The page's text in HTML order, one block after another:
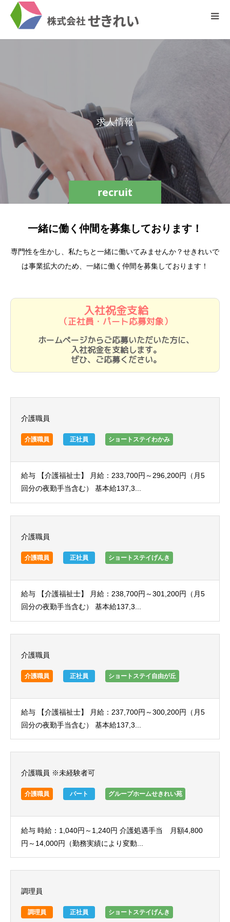
recruit
求人情報
一緒に働く仲間を募集しております！
専門性を生かし、私たちと一緒に働いてみませんか？せきれいで
は事業拡大のため、一緒に働く仲間を募集しております！
入社祝金支給
（正社員・パート応募対象）
ホームページからご応募いただいた方に、
入社祝金を支給します。
ぜひ、ご応募ください。
介護職員
介護職員 正社員 ショートステイわかみ
給与 【介護福祉士】 月給：233,700円～296,200円（月5
回分の夜勤手当含む） 基本給137,3...
介護職員
介護職員 正社員 ショートステイげんき
給与 【介護福祉士】 月給：238,700円～301,200円（月5
回分の夜勤手当含む） 基本給137,3...
介護職員
介護職員 正社員 ショートステイ自由が丘
給与 【介護福祉士】 月給：237,700円～300,200円（月5
回分の夜勤手当含む） 基本給137,3...
介護職員 ※未経験者可
介護職員 パート グループホームせきれい苑
給与 時給：1,040円～1,240円 介護処遇手当 月額4,800
円～14,000円（勤務実績により変動...
調理員
調理員 正社員 ショートステイげんき